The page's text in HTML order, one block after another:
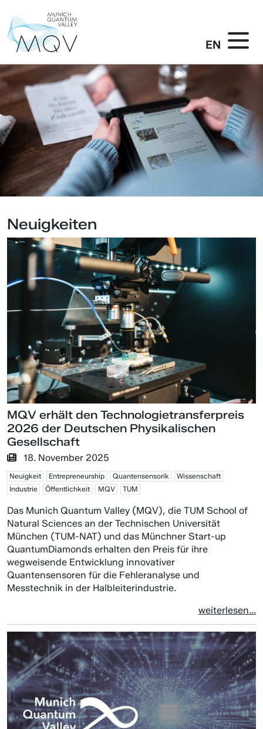
EN
Neuigkeiten
MQV erhält den Technologietransferpreis
2026 der Deutschen Physikalischen
Gesellschaft
18. November 2025
Neuigkeit Entrepreneurship Quantensensorik
Wissenschaft
Industrie
Öffentlichkeit MQV TUM
Das Munich Quantum Valley (MQV), die TUM School of
Natural Sciences an der Technischen Universität
München (TUM-NAT) und das Münchner Start-up
QuantumDiamonds erhalten den Preis für ihre
wegweisende Entwicklung innovativer
Quantensensoren für die Fehleranalyse und
Messtechnik in der Halbleiterindustrie.
weiterlesen...